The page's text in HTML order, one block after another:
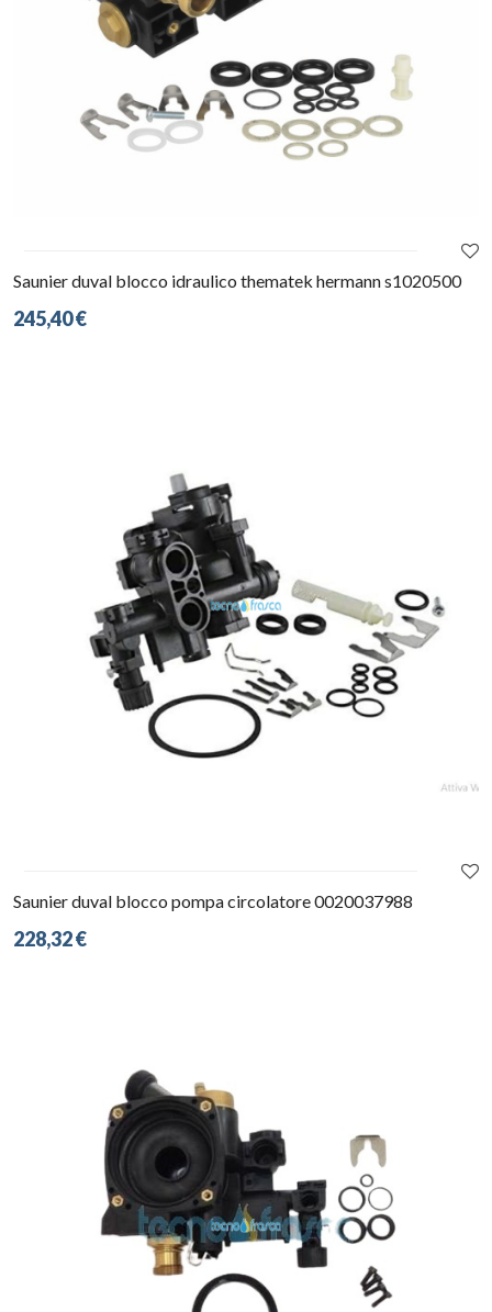
Saunier duval blocco idraulico thematek hermann s1020500
245,40 €
Saunier duval blocco pompa circolatore 0020037988
228,32 €